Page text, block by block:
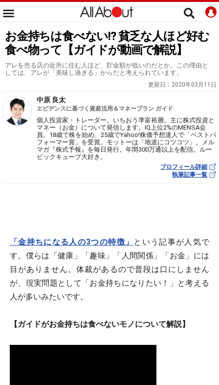
お金持ちは食べない!? 貧乏な人ほど好む
食べ物って【ガイドが動画で解説】
アレを売る店の近所に住む人ほど、貯金額が低いのだとか。この理由と
しては、アレが「美味し過ぎる」からだと考えられています。
更新日： 2020年03月11日
中原 良太
エビデンスに基づく資産活用＆マネープラン ガイド
個人投資家・トレーダー。いちおう準富裕層。主に株式投資と
マネー（お金）について発信します。IQ上位2%のMENSA会
員。18歳で株を始め、25歳でYahoo!株価予想達人で「ベストパ
フォーマー賞」を受賞。モットーは「地道にコツコツ」。メル
マガ『株式予報』を毎日発行。年間300万通以上を配信。ルー
ビックキューブ大好き。
プロフィール詳細
執筆記事一覧
「金持ちになる人の3つの特徴」 という記事が人気で
す。僕らは「健康」「趣味」「人間関係」「お金」には
目がありません。体裁があるので普段は口にしません
が、現実問題として「お金持ちになりたい！」と考える
人が多いみたいです。
【ガイドがお金持ちは食べないモノについて解説】